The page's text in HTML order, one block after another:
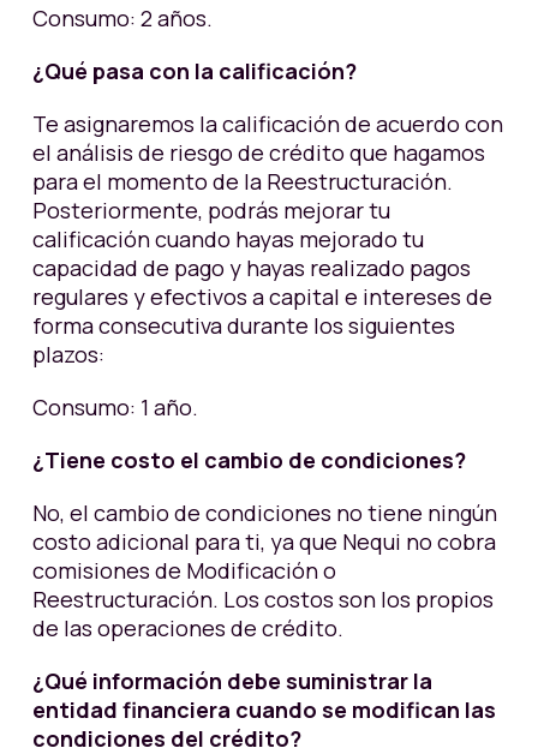
Consumo: 2 años.
¿Qué pasa con la calificación?
Te asignaremos la calificación de acuerdo con
el análisis de riesgo de crédito que hagamos
para el momento de la Reestructuración.
Posteriormente, podrás mejorar tu
calificación cuando hayas mejorado tu
capacidad de pago y hayas realizado pagos
regulares y efectivos a capital e intereses de
forma consecutiva durante los siguientes
plazos:
Consumo: 1 año.
¿Tiene costo el cambio de condiciones?
No, el cambio de condiciones no tiene ningún
costo adicional para ti, ya que Nequi no cobra
comisiones de Modificación o
Reestructuración. Los costos son los propios
de las operaciones de crédito.
¿Qué información debe suministrar la
entidad financiera cuando se modifican las
condiciones del crédito?